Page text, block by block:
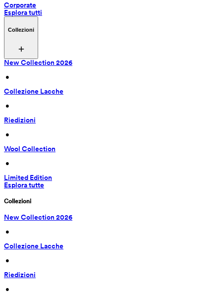
Corporate
Esplora tutti
Collezioni
New Collection 2026
•
Collezione Lacche
•
Riedizioni
•
Wool Collection
•
Limited Edition
Esplora tutte
Collezioni
New Collection 2026
•
Collezione Lacche
•
Riedizioni
•